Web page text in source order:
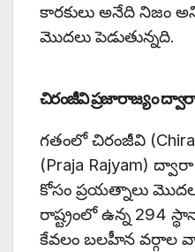
కారకులు అనేది నిజం
మొదలు పెడుతున్నది.
చిరంజీవి ప్రజారాజ్యం
గతంలో చిరంజీవి
(Praja Rajyam)
కోసం ప్రయత్నాలు
రాష్ట్రంలో ఉన్న 294
కేవలం బలహీన